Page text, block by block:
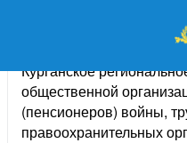
Курганское
общественной
(пенсионеров) войны,
правоохранительных